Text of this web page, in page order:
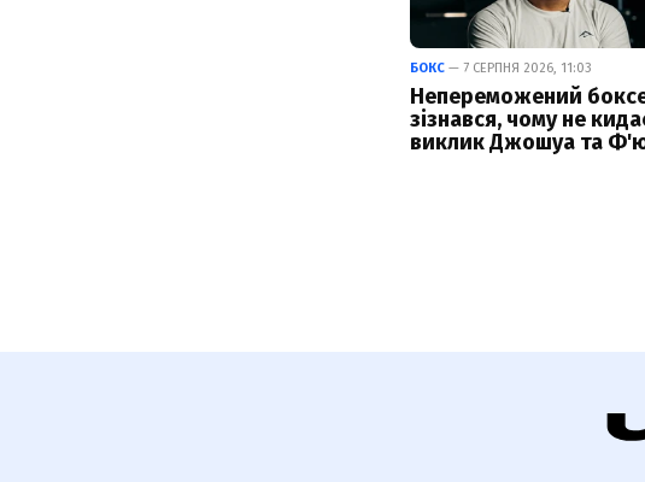
БОКС — 7 СЕРПНЯ 2026, 11:03
Непереможений
зізнався, чому не
виклик Джошуа та